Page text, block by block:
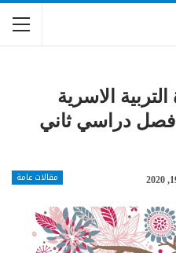
الاسرية
فصل دراسي ثاني
مقالات عامة